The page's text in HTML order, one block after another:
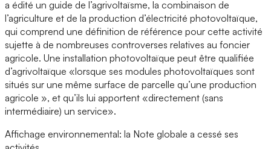
a édité un guide de l’agrivoltaïsme, la combinaison de
l’agriculture et de la production d’électricité photovoltaïque,
qui comprend une définition de référence pour cette activité
sujette à de nombreuses controverses relatives au foncier
agricole. Une installation photovoltaïque peut être qualifiée
d’agrivoltaïque «lorsque ses modules photovoltaïques sont
situés sur une même surface de parcelle qu’une production
agricole », et qu’ils lui apportent «directement (sans
intermédiaire) un service».
Affichage environnemental: la Note globale a cessé ses